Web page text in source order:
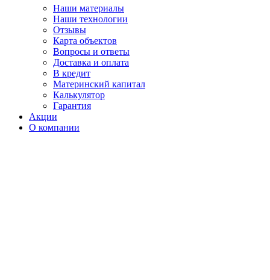
Наши материалы
Наши технологии
Отзывы
Карта объектов
Вопросы и ответы
Доставка и оплата
В кредит
Материнский капитал
Калькулятор
Гарантия
Акции
О компании